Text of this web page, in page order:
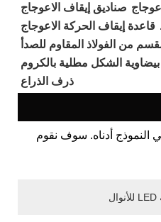
صناديق إيقاف الاعوجاج
قاعدة إيقاف الحركة الاعوجاج
من الفولاذ المقاوم للصدأ
بيضاوية الشكل مطلية بالكروم
ذرف الذراع
النموذج أدناه. سوف نقوم